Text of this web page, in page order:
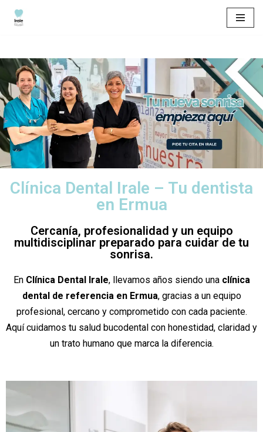
contenido
Clínica Dental Irale – Tu dentista
en Ermua
Cercanía, profesionalidad y un equipo
multidisciplinar preparado para cuidar de tu
sonrisa.
En Clínica Dental Irale, llevamos años siendo una clínica
dental de referencia en Ermua, gracias a un equipo
profesional, cercano y comprometido con cada paciente.
Aquí cuidamos tu salud bucodental con honestidad, claridad y
un trato humano que marca la diferencia.